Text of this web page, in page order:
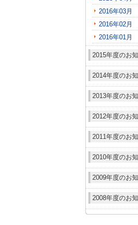
2016年03月
2016年02月
2016年01月
2015年度のお
2014年度のお
2013年度のお
2012年度のお
2011年度のお
2010年度のお
2009年度のお
2008年度のお